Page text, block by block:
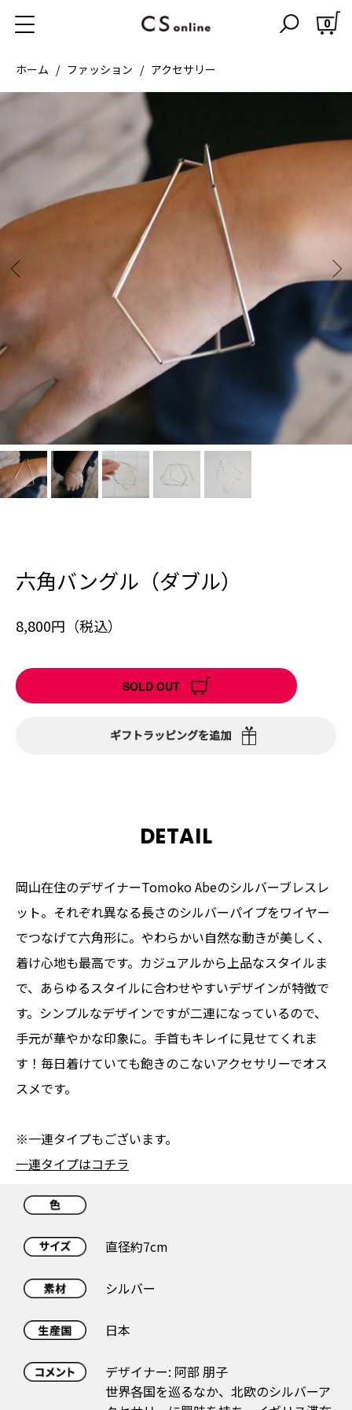
0
ホーム ファッション アクセサリー
六角バングル（ダブル）
8,800円（税込）
SOLD OUT
ギフトラッピングを追加
DETAIL
岡山在住のデザイナーTomoko Abeのシルバーブレスレ
ット。それぞれ異なる長さのシルバーパイプをワイヤー
でつなげて六角形に。やわらかい自然な動きが美しく、
着け心地も最高です。カジュアルから上品なスタイルま
で、あらゆるスタイルに合わせやすいデザインが特徴で
す。シンプルなデザインですが二連になっているので、
手元が華やかな印象に。手首もキレイに見せてくれま
す！毎日着けていても飽きのこないアクセサリーでオス
スメです。
※一連タイプもございます。
一連タイプはコチラ
直径約7cm
シルバー
日本
デザイナー: 阿部 朋子
世界各国を巡るなか、北欧のシルバーア